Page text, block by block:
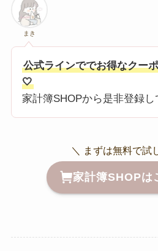
まき
公式ラインででお得なクー
🤍
家計簿SHOPから是非登録し
＼ まずは無料で試
家計簿SHOPは